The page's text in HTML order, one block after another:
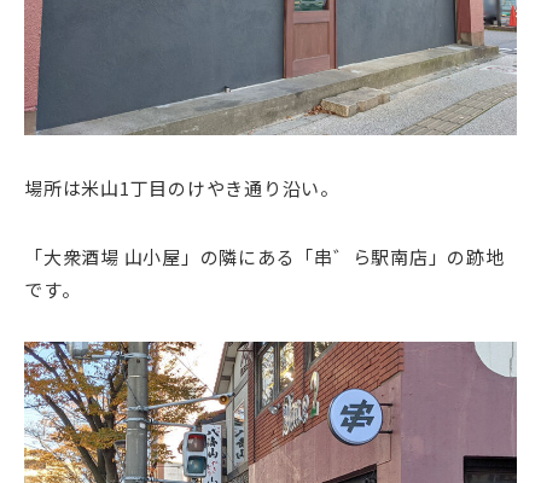
場所は米山1丁目のけやき通り沿い。
「大衆酒場 山小屋」の隣にある「串゛ら駅南店」の跡地
です。